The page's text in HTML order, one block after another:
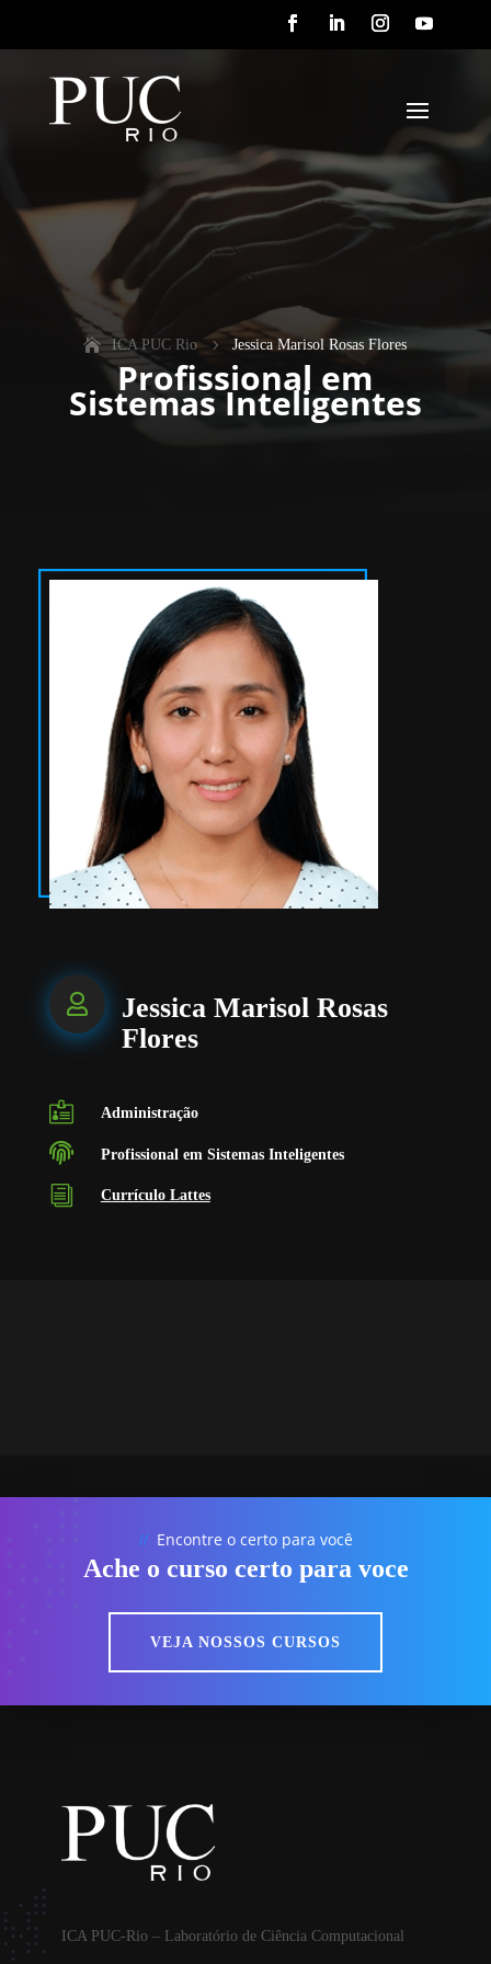
ICA PUC Rio 5 Jessica Marisol Rosas Flores
Profissional em
Sistemas Inteligentes

Jessica Marisol Rosas
Flores
 Administração
 Profissional em Sistemas Inteligentes
i Currículo Lattes
// Encontre o certo para você
Ache o curso certo para voce
VEJA NOSSOS CURSOS
ICA PUC-Rio – Laboratório de Ciência Computacional